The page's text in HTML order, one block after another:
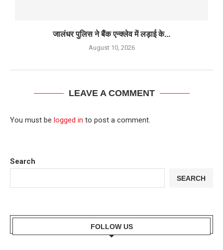
जालंधर पुलिस ने बैंक एन्क्लेव में लड़ाई के...
August 10, 2026
LEAVE A COMMENT
You must be logged in to post a comment.
Search
SEARCH
FOLLOW US